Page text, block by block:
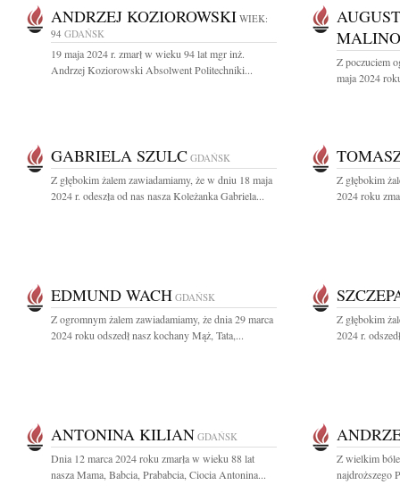
ANDRZEJ KOZIOROWSKI WIEK:
94 GDAŃSK
19 maja 2024 r. zmarł w wieku 94 lat mgr inż.
Andrzej Koziorowski Absolwent Politechniki...
Z poczuciem
maja 2024
GABRIELA SZULC GDAŃSK
Z głębokim żalem zawiadamiamy, że w dniu 18 maja
2024 r. odeszła od nas nasza Koleżanka Gabriela...
Z głębokim
2024 roku
EDMUND WACH GDAŃSK
Z ogromnym żalem zawiadamiamy, że dnia 29 marca
2024 roku odszedł nasz kochany Mąż, Tata,...
Z głębokim
2024 r.
ANTONINA KILIAN GDAŃSK
Dnia 12 marca 2024 roku zmarła w wieku 88 lat
nasza Mama, Babcia, Prababcia, Ciocia Antonina...
Z wielkim
najdroższego